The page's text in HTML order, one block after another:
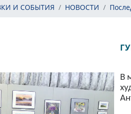
И СОБЫТИЯ НОВОСТИ
В